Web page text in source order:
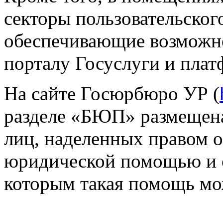
секторы
обеспечивающие
порталу Госуслуги и
На сайте Госюрбюро УР (
разделе «БЮП»
лиц, наделенных правом
юридической помощью и
которым такая помощь